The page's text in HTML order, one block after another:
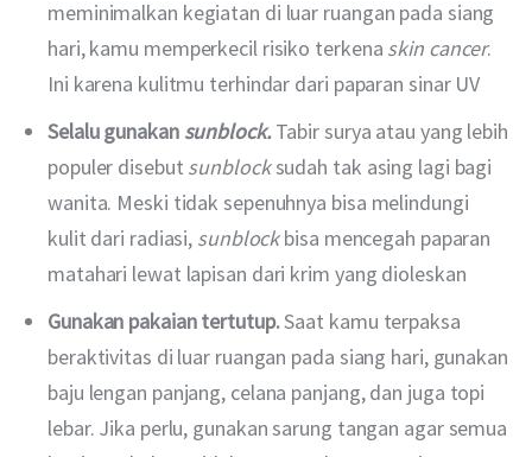
meminimalkan kegiatan di luar ruangan pada siang
hari, kamu memperkecil risiko terkena skin cancer.
Ini karena kulitmu terhindar dari paparan sinar UV
Selalu gunakan sunblock.Tabir surya atau yang lebih
populer disebut sunblocksudah tak asing lagi bagi
wanita. Meski tidak sepenuhnya bisa melindungi
kulit dari radiasi, sunblockbisa mencegah paparan
matahari lewat lapisan dari krim yang dioleskan
Gunakan pakaian tertutup.Saat kamu terpaksa
beraktivitas di luar ruangan pada siang hari, gunakan
baju lengan panjang, celana panjang, dan juga topi
lebar. Jika perlu, gunakan sarung tangan agar semua